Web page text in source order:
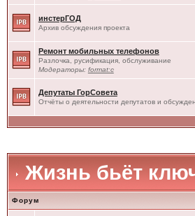
инстерГОД
Архив обсуждения проекта
Ремонт мобильных телефонов
Разлочка, русификация, обслуживание
Модераторы: format:c
Депутаты ГорСовета
Отчёты о деятельности депутатов и
Жизнь бьёт
Форум